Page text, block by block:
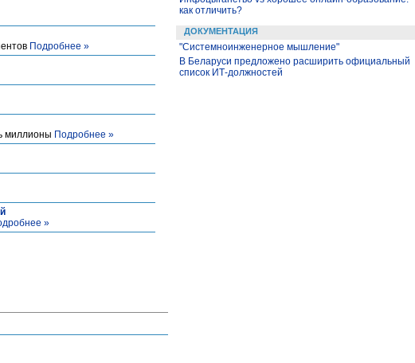
Подробнее »
миллионы Подробнее »
»
как отличить?
ДОКУМЕНТАЦИЯ
"Системноинженерное мышление"
В Беларуси предложено расширить официальный
список ИТ-должностей